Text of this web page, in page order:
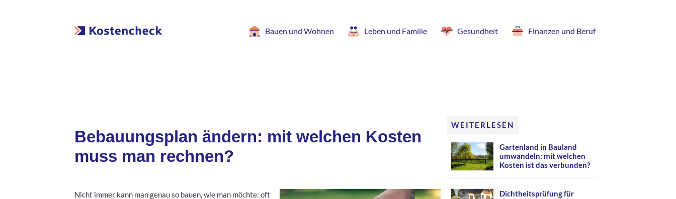
Bauen und Wohnen Leben und Familie Gesundheit Finanzen und Beruf
Bebauungsplan ändern: mit welchen Kosten
muss man rechnen?
Nicht immer kann man genau so bauen, wie man möchte: oft
WEITERLESEN
Gartenland in Bauland
umwandeln: mit welchen
Kosten ist das verbunden?
Dichtheitsprüfung für